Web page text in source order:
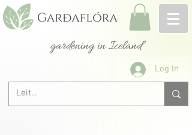
gardening in Iceland
Log In